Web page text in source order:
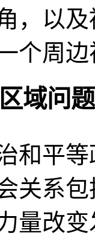
，以
个周
域问题
和平
关系
量改